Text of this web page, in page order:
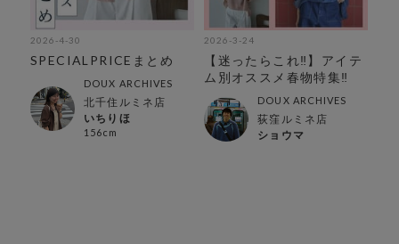
2026-4-30
SPECIALPRICEまとめ
DOUX ARCHIVES
北千住ルミネ店
いちりほ
156cm
2026-3-24
【迷ったらこれ‼︎】アイテ
ム別オススメ春物特集‼︎
DOUX ARCHIVES
荻窪ルミネ店
ショウマ